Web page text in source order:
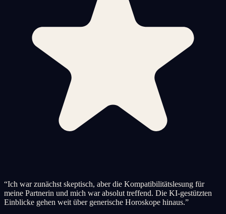
“Ich war zunächst skeptisch, aber die Kompatibilitätslesung für
meine Partnerin und mich war absolut treffend. Die KI-gestützten
Einblicke gehen weit über generische Horoskope hinaus.”